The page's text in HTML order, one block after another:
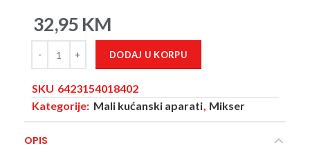
32,95 KM
DODAJ U KORPU
SKU 6423154018402
Kategorije: Mali kućanski aparati, Mikser
OPIS